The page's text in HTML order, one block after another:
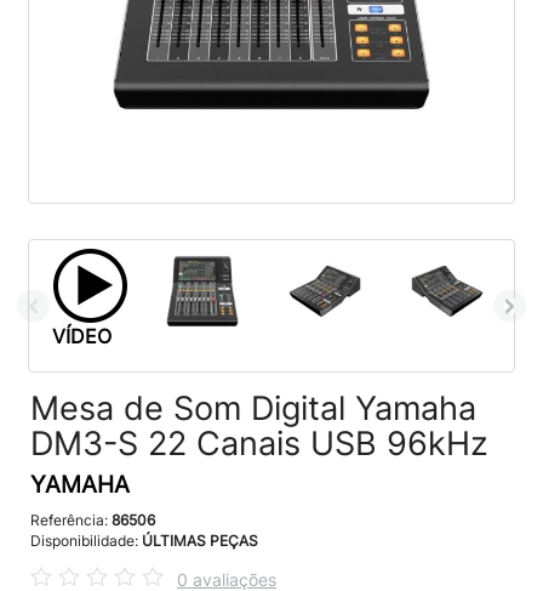
VÍDEO
Mesa de Som Digital Yamaha
DM3-S 22 Canais USB 96kHz
YAMAHA
Referência: 86506
Disponibilidade: ÚLTIMAS PEÇAS
0 avaliações